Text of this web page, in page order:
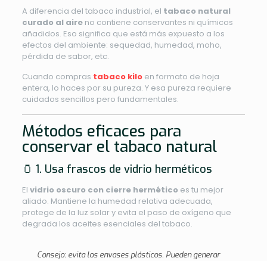
A diferencia del tabaco industrial, el tabaco natural
curado al aireno contiene conservantes ni químicos
añadidos. Eso significa que está más expuesto a los
efectos del ambiente: sequedad, humedad, moho,
pérdida de sabor, etc.
Cuando compras tabaco kiloen formato de hoja
entera, lo haces por su pureza. Y esa pureza requiere
cuidados sencillos pero fundamentales.
Métodos eficaces para
conservar el tabaco natural
🫙 1. Usa frascos de vidrio herméticos
El vidrio oscuro con cierre hermético es tu mejor
aliado. Mantiene la humedad relativa adecuada,
protege de la luz solar y evita el paso de oxígeno que
degrada los aceites esenciales del tabaco.
Consejo: evita los envases plásticos. Pueden generar